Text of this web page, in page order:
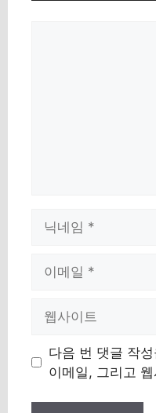
다음 번 댓글 작
이메일, 그리고